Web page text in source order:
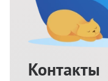
Контакты